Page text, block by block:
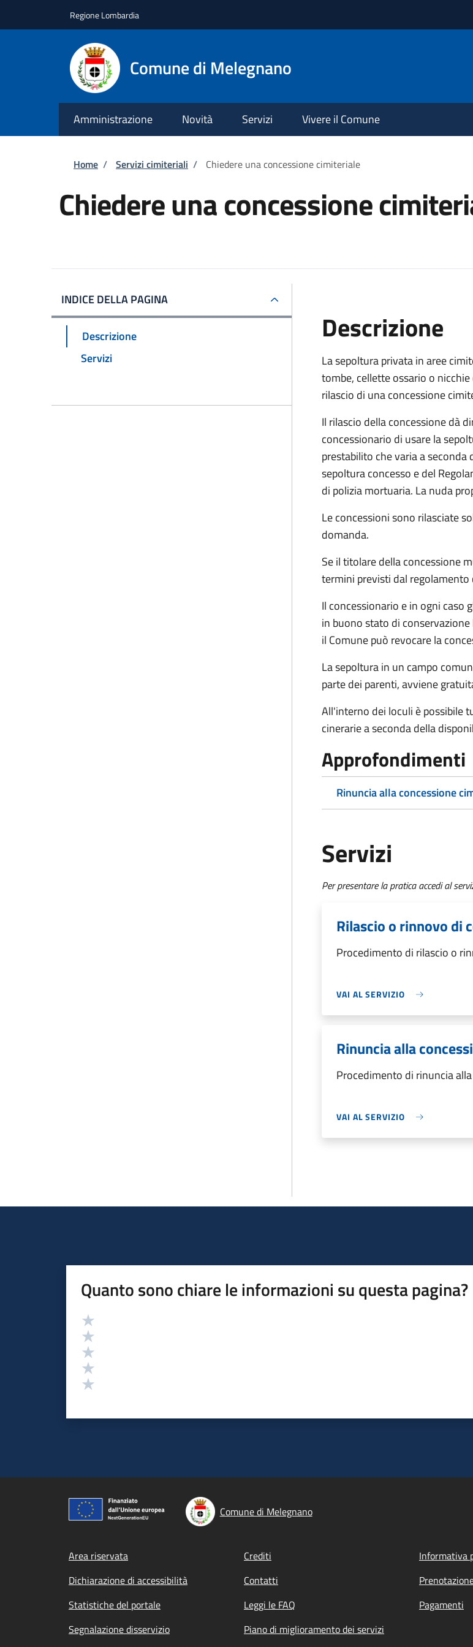
Regione Lombardia
Comune di Melegnano
Amministrazione Novità Servizi Vivere il Comune
Briciole di pane
Home / Servizi cimiteriali / Chiedere una concessione cimiteriale
Chiedere una concessione
INDICE DELLA PAGINA
Descrizione
Servizi
Descrizione
La sepoltura privata in aree
tombe, cellette ossario o
rilascio di una concessione
Il rilascio della concessione dà
concessionario di usare la
prestabilito che varia a seconda
sepoltura concesso e del
di polizia mortuaria. La nuda
Le concessioni sono rilasciate
domanda.
Se il titolare della concessione
termini previsti dal
Il concessionario e in ogni caso
in buono stato di
il Comune può revocare la
La sepoltura in un campo
parte dei parenti, avviene
All'interno dei loculi è possibile
cinerarie a seconda della
Approfondimenti
Rinuncia alla concessione
Servizi
Per presentare la pratica accedi al
Rilascio o rinnovo di
Procedimento di rilascio o
VAI AL SERVIZIO
Rinuncia alla
Procedimento di rinuncia
VAI AL SERVIZIO
Quanto sono chiare le informazioni su questa pagina?
Valutazione
Comune di Melegnano
Footer menu
Area riservata Crediti Informativa
Dichiarazione di accessibilità
Contatti
Statistiche del portale
Leggi le FAQ Pagamenti
Segnalazione disservizio
Piano di miglioramento dei servizi